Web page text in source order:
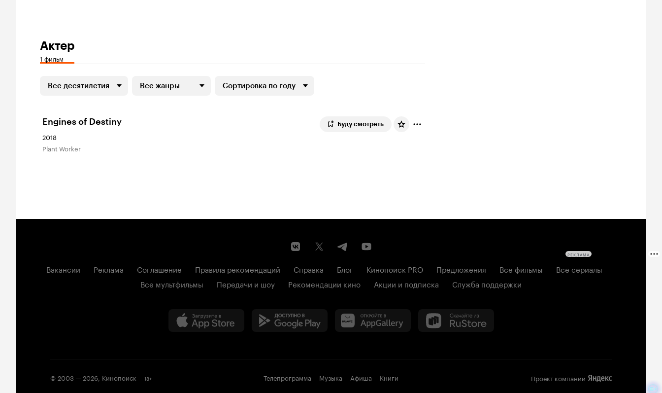
Актер
1 фильм
Все десятилетия Все жанры Сортировка по году
Engines of Destiny
2018
Plant Worker
Буду смотреть
Вакансии Реклама Соглашение Правила рекомендаций Справка Блог Кинопоиск PRO Предложения Все фильмы
Все сериалы
Все мультфильмы
Передачи и шоу Рекомендации кино Акции и подписка Служба поддержки
© 2003 —2026, Кинопоиск 18+ Телепрограмма Музыка Афиша Книги Проект компании
РЕКЛАМА